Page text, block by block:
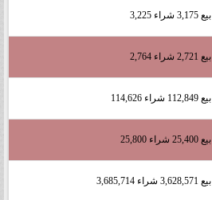
بيع 3,175 شراء 3,225
بيع 2,721 شراء 2,764
بيع 112,849 شراء 114,626
بيع 25,400 شراء 25,800
بيع 3,628,571 شراء 3,685,714